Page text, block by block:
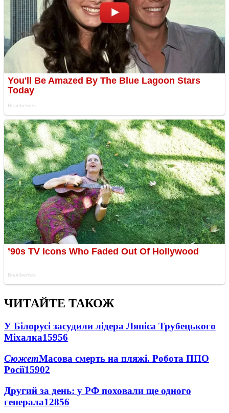
ЧИТАЙТЕ ТАКОЖ
У Білорусі засудили лідера Ляпіса Трубецького
Міхалка15956
СюжетМасова смерть на пляжі. Робота ППО
Росії15902
Другий за день: у РФ поховали ще одного
генерала12856